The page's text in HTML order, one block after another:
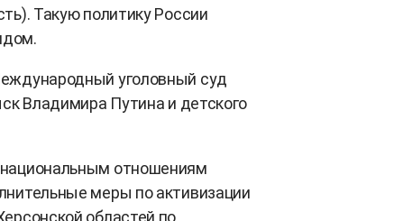
Такую политику России
уголовный суд
Владимира Путина и детского
отношениям
меры по активизации
областей по